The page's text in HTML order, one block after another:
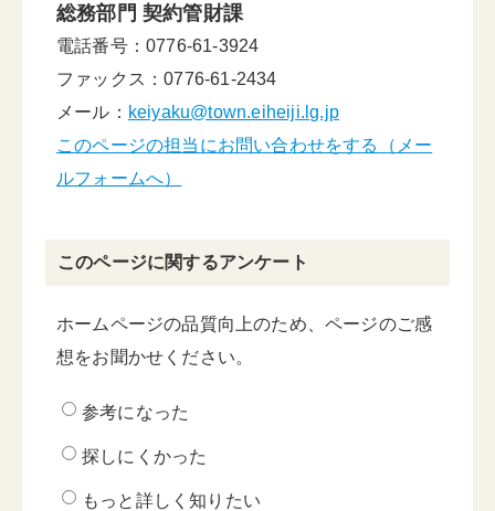
総務部門 契約管財課
電話番号：0776-61-3924
ファックス：0776-61-2434
メール： keiyaku@town.eiheiji.lg.jp
このページの担当にお問い合わせをする（メー
ルフォームへ）
このページに関するアンケート
ホームページの品質向上のため、ページのご感
想をお聞かせください。
参考になった
探しにくかった
もっと詳しく知りたい